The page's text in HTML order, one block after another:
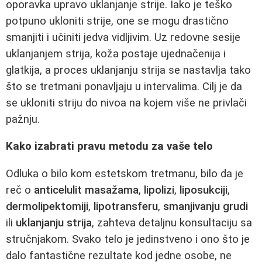
oporavka upravo uklanjanje strije. Iako je teško
potpuno ukloniti strije, one se mogu drastično
smanjiti i učiniti jedva vidljivim. Uz redovne sesije
uklanjanjem strija, koža postaje ujednačenija i
glatkija, a proces uklanjanju strija se nastavlja tako
što se tretmani ponavljaju u intervalima. Cilj je da
se ukloniti striju do nivoa na kojem više ne privlači
pažnju.
Kako izabrati pravu metodu za vaše telo
Odluka o bilo kom estetskom tretmanu, bilo da je
reč o anticelulit masažama, lipolizi, liposukciji,
dermolipektomiji, lipotransferu, smanjivanju grudi
ili uklanjanju strija, zahteva detaljnu konsultaciju sa
stručnjakom. Svako telo je jedinstveno i ono što je
dalo fantastične rezultate kod jedne osobe, ne